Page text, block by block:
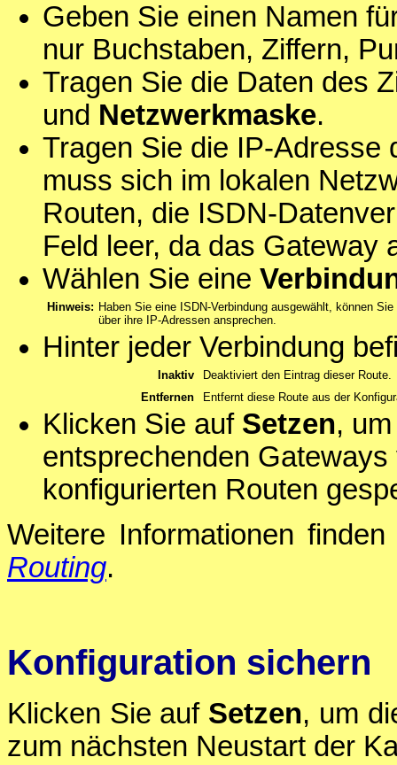
Geben Sie einen Namen
nur Buchstaben, Ziffern,
Tragen Sie die Daten des
und Netzwerkmaske.
Tragen Sie die IP-Adresse
muss sich im lokalen
Routen, die ISDN-
Feld leer, da das Gateway
Wählen Sie eine
Hinweis: Haben Sie eine ISDN-Verbindung ausgewählt, können
über ihre IP-Adressen ansprechen.
Hinter jeder Verbindung
Inaktiv
Deaktiviert den Eintrag dieser Route.
Entfernen
Entfernt diese Route aus der
Klicken Sie auf Setzen,
entsprechenden
konfigurierten Routen
Weitere Informationen
Routing.
Konfiguration sichern
Klicken Sie auf Setzen, um
zum nächsten Neustart der